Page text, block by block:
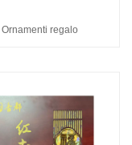
Ornamenti regalo